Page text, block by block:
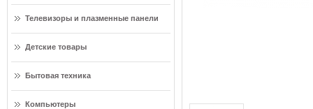
Телевизоры и плазменные панели
Детские товары
Бытовая техника
Компьютеры